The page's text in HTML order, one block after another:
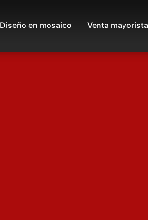
Diseño en mosaico Venta mayorista